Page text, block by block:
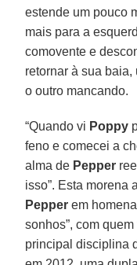
estende um pouco
mais para a
comovente e
retornar à sua
o outro mancando.
“Quando vi Poppy
feno e comecei a
alma de Pepper
isso”. Esta morena
Pepper em
sonhos”, com
principal disciplina